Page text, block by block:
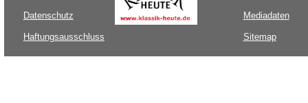
Datenschutz
Haftungsausschluss
Mediadaten
Sitemap